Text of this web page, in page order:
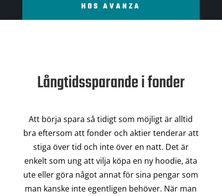
HOS AVANZA
Långtidssparande i fonder
Att börja spara så tidigt som möjligt är alltid
bra eftersom att fonder och aktier tenderar att
stiga över tid och inte över en natt. Det är
enkelt som ung att vilja köpa en ny hoodie, äta
ute eller göra något annat för sina pengar som
man kanske inte egentligen behöver. När man